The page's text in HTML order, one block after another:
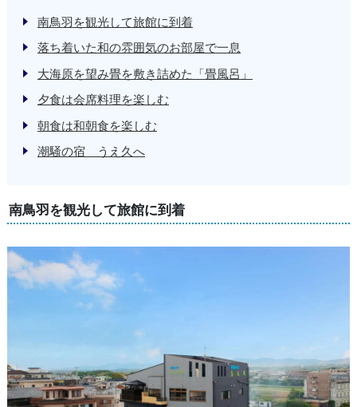
南鳥羽を観光して旅館に到着
落ち着いた和の雰囲気のお部屋で一息
大海原を望み畳を敷き詰めた「畳風呂」
夕食は会席料理を楽しむ
朝食は和朝食を楽しむ
潮騒の宿 うえ久へ
南鳥羽を観光して旅館に到着